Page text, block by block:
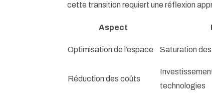
cette transition requiert une réflexion
Aspect
Optimisation de l’espace Saturation
Réduction des coûts
technologies